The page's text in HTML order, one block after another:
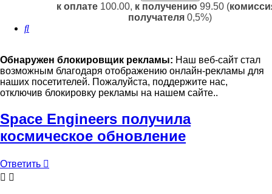
к оплате100.00, к получению 99.50 (
получателя 0,5%)
Поиск
Обнаружен блокировщик рекламы: Наш веб-сайт стал
возможным благодаря отображению онлайн-рекламы для
наших посетителей. Пожалуйста, поддержите нас,
отключив блокировку рекламы на нашем сайте..
Space Engineers получила
космическое обновление
Ответить